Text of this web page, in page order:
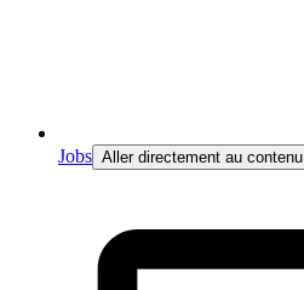
Jobs Aller directement au contenu